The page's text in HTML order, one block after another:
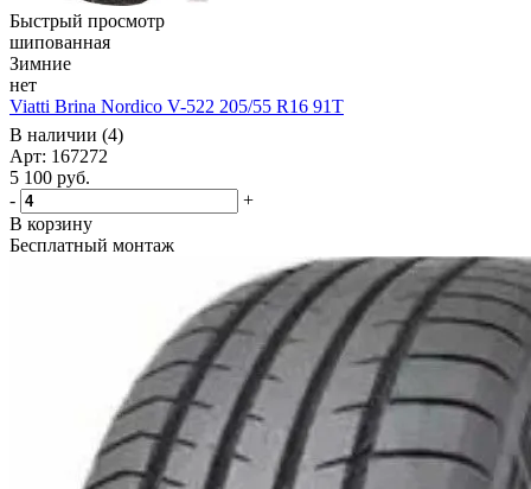
Быстрый просмотр
шипованная
Зимние
нет
Viatti Brina Nordico V-522 205/55 R16 91T
В наличии (4)
Арт: 167272
5 100 руб.
-
+
В корзину
Бесплатный монтаж